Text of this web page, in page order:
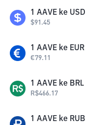
1 AAVE ke USD
$91.45
1 AAVE ke EUR
€79.11
1 AAVE ke BRL
R$466.17
1 AAVE ke RUB